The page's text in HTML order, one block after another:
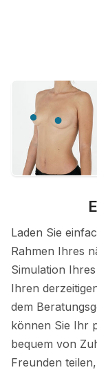
Laden Sie
Rahmen Ihres
Simulation
Ihren
dem
können Sie Ihr
bequem von
Freunden